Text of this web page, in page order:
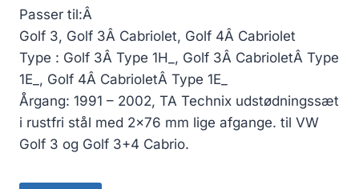
Passer til:Â
Golf 3, Golf 3Â Cabriolet, Golf 4Â Cabriolet
Type : Golf 3Â Type 1H_, Golf 3Â CabrioletÂ Type
1E_, Golf 4Â CabrioletÂ Type 1E_
Årgang: 1991 – 2002, TA Technix udstødningssæt
i rustfri stål med 2×76 mm lige afgange. til VW
Golf 3 og Golf 3+4 Cabrio.